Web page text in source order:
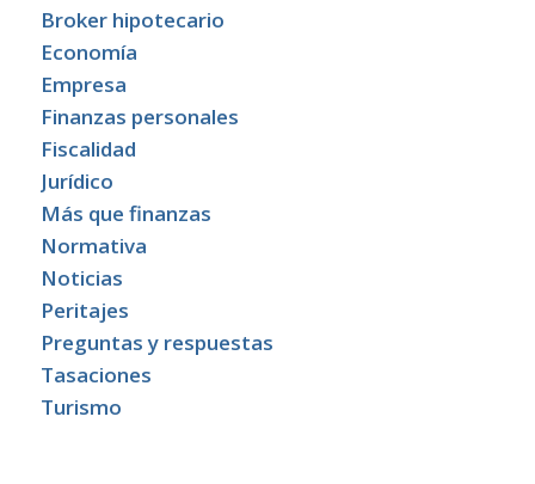
Broker hipotecario
Economía
Empresa
Finanzas personales
Fiscalidad
Jurídico
Más que finanzas
Normativa
Noticias
Peritajes
Preguntas y respuestas
Tasaciones
Turismo